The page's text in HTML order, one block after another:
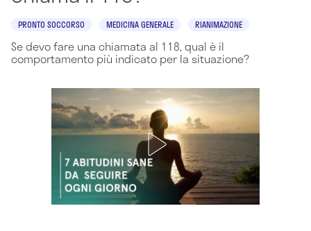
PRONTO SOCCORSO MEDICINA GENERALE RIANIMAZIONE
Se devo fare una chiamata al 118, qual è il
comportamento più indicato per la situazione?